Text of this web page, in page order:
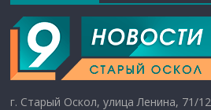
г. Старый Оскол, улица Ленина, 71/12